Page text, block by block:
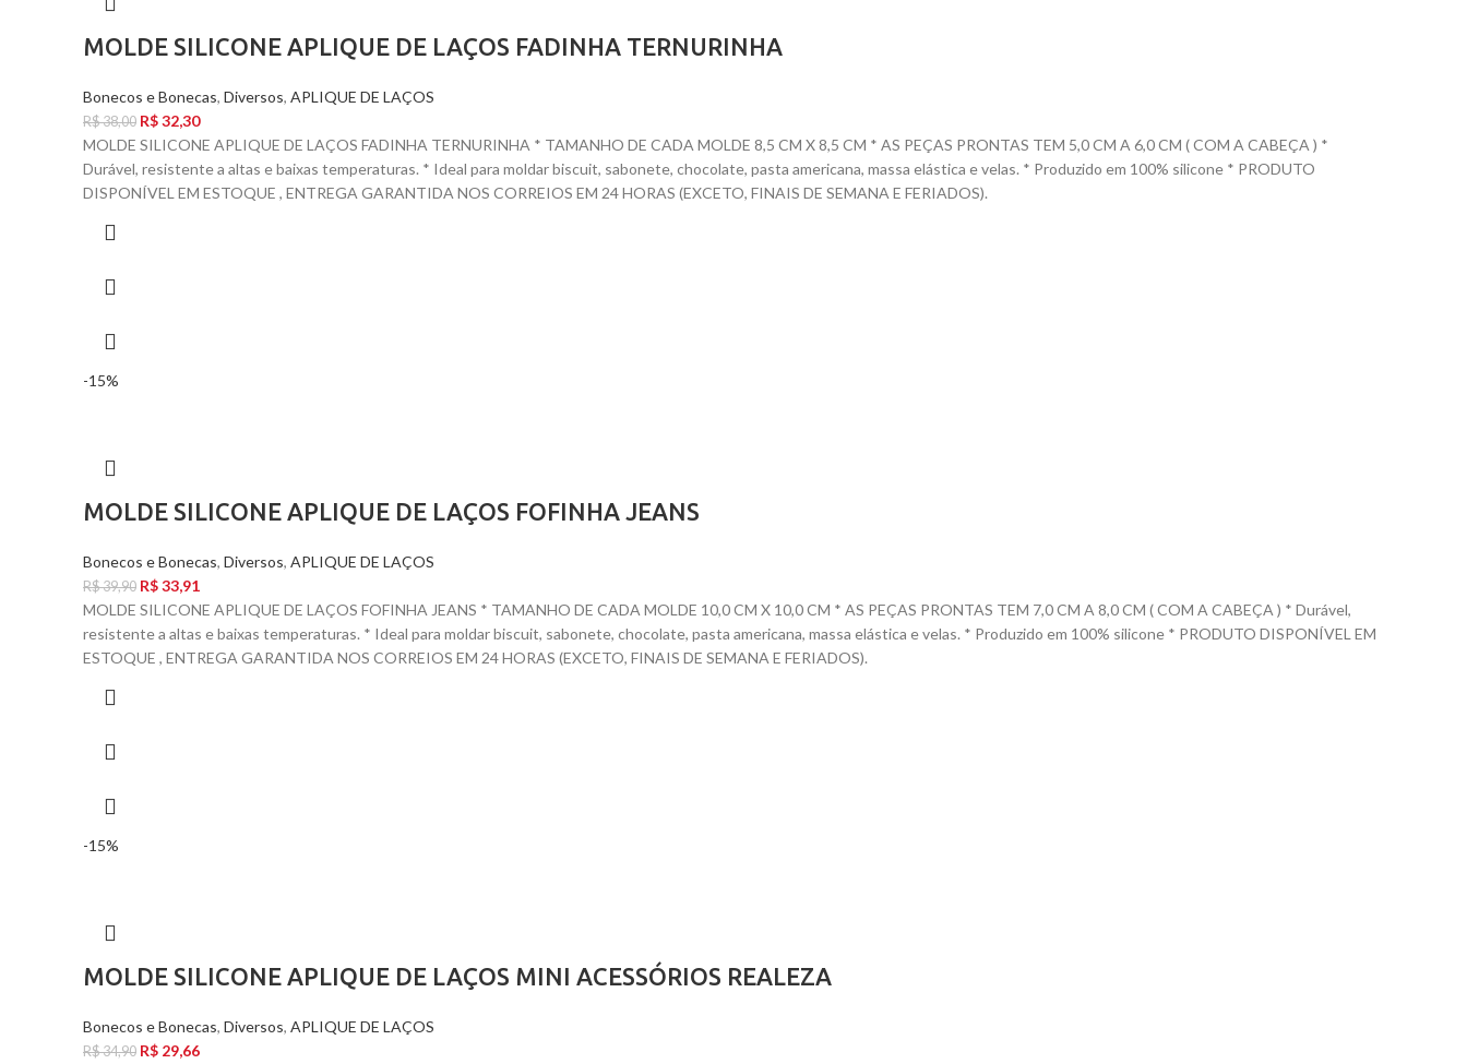
MOLDE SILICONE APLIQUE DE LAÇOS FADINHA TERNURINHA
Bonecos e Bonecas, Diversos, APLIQUE DE LAÇOS
R$38,00 R$32,30
MOLDE SILICONE APLIQUE DE LAÇOS FADINHA TERNURINHA * TAMANHO DE CADA MOLDE 8,5 CM X 8,5 CM * AS PEÇAS PRONTAS TEM 5,0 CM A 6,0 CM ( COM A CABEÇA ) *
Durável, resistente a altas e baixas temperaturas. * Ideal para moldar biscuit, sabonete, chocolate, pasta americana, massa elástica e velas. * Produzido em 100% silicone * PRODUTO
DISPONÍVEL EM ESTOQUE , ENTREGA GARANTIDA NOS CORREIOS EM 24 HORAS (EXCETO, FINAIS DE SEMANA E FERIADOS).
-15%
MOLDE SILICONE APLIQUE DE LAÇOS FOFINHA JEANS
Bonecos e Bonecas, Diversos, APLIQUE DE LAÇOS
R$39,90 R$33,91
MOLDE SILICONE APLIQUE DE LAÇOS FOFINHA JEANS * TAMANHO DE CADA MOLDE 10,0 CM X 10,0 CM * AS PEÇAS PRONTAS TEM 7,0 CM A 8,0 CM ( COM A CABEÇA ) * Durável,
resistente a altas e baixas temperaturas. * Ideal para moldar biscuit, sabonete, chocolate, pasta americana, massa elástica e velas. * Produzido em 100% silicone * PRODUTO DISPONÍVEL EM
ESTOQUE , ENTREGA GARANTIDA NOS CORREIOS EM 24 HORAS (EXCETO, FINAIS DE SEMANA E FERIADOS).
-15%
MOLDE SILICONE APLIQUE DE LAÇOS MINI ACESSÓRIOS REALEZA
Bonecos e Bonecas, Diversos, APLIQUE DE LAÇOS
R$34,90 R$ 29,66